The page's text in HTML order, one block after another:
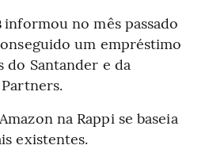
informou no mês passado
um empréstimo
do Santander e da
na Rappi se baseia
existentes.